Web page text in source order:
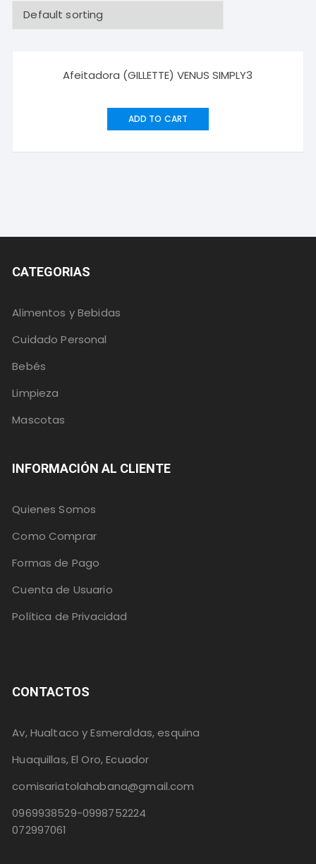
Afeitadora (GILLETTE) VENUS SIMPLY3
ADD TO CART
CATEGORIAS
Alimentos y Bebidas
Cuidado Personal
Bebés
Limpieza
Mascotas
INFORMACIÓN AL CLIENTE
Quienes Somos
Como Comprar
Formas de Pago
Cuenta de Usuario
Política de Privacidad
CONTACTOS
Av, Hualtaco y Esmeraldas, esquina
Huaquillas, El Oro, Ecuador
comisariatolahabana@gmail.com
0969938529-0998752224
072997061